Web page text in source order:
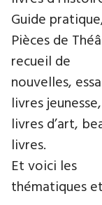
Guide
Pièces de
recueil de
nouvelles,
livres jeunesse,
livres d’art,
livres.
Et voici les
thématiques et